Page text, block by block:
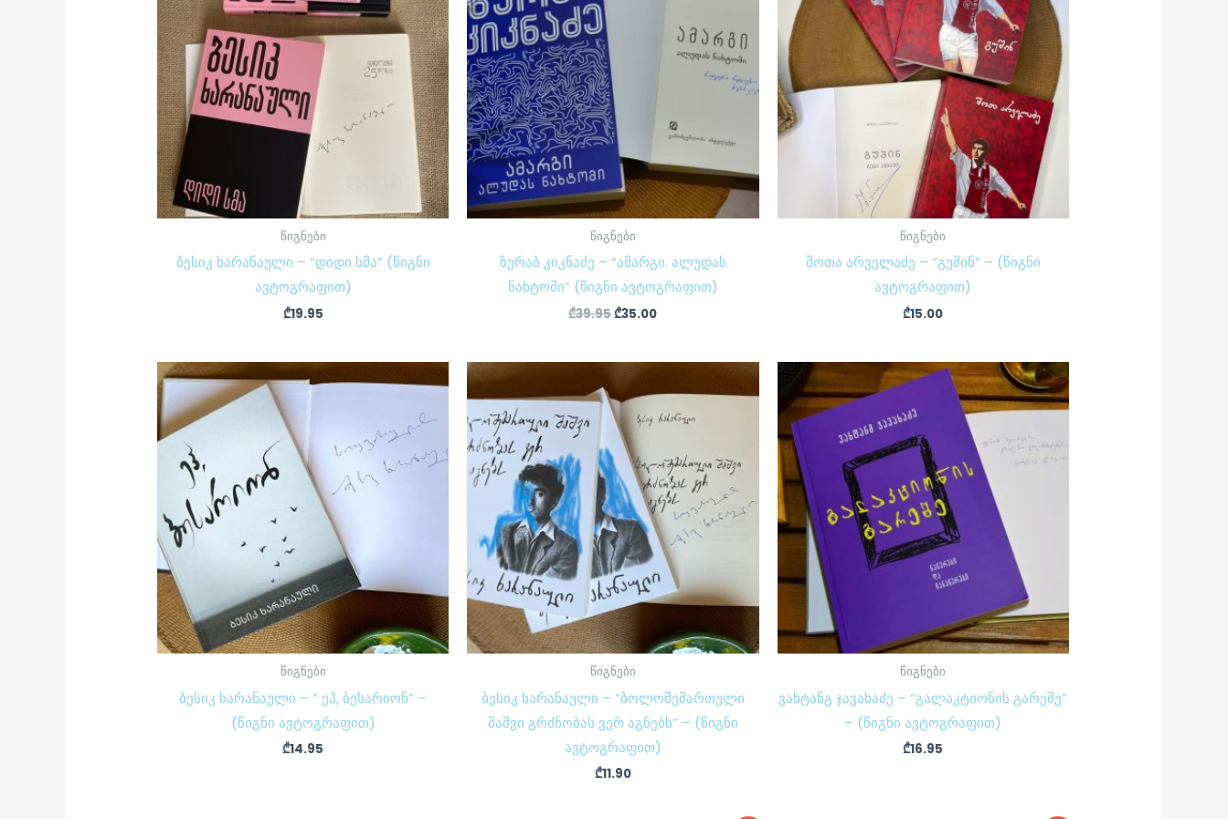
წიგნები
ბესიკ ხარანაული – “დიდი სმა” (წიგნი
ავტოგრაფით)
₾19.95
წიგნები
ზურაბ კიკნაძე – “ამარგი. ალუდას
ნახტომი” (წიგნი ავტოგრაფით)
₾39.95₾35.00
წიგნები
შოთა არველაძე – “გუშინ” – (წიგნი
ავტოგრაფით)
₾15.00
წიგნები
ბესიკ ხარანაული – ” ეჰ, ბესარიონ” –
(წიგნი ავტოგრაფით)
₾14.95
წიგნები
ბესიკ ხარანაული – “ბოლოშემართული
შაშვი გრძნობას ვერ აგნებს” – (წიგნი
ავტოგრაფით)
₾11.90
წიგნები
ვახტანგ ჯავახაძე – “გალაკტიონის გარეშე”
– (წიგნი ავტოგრაფით)
₾16.95